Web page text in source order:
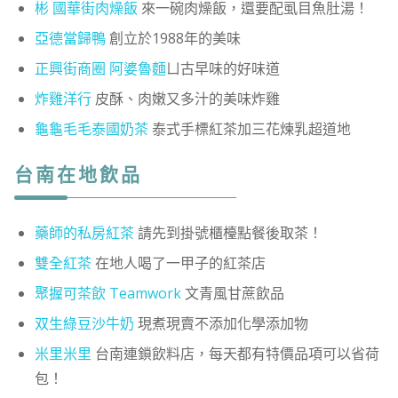
彬 國華街肉燥飯 來一碗肉燥飯，還要配虱目魚肚湯！
亞德當歸鴨創立於1988年的美味
正興街商圈 阿婆魯麵ㄩ古早味的好味道
炸雞洋行皮酥、肉嫩又多汁的美味炸雞
龜龜毛毛泰國奶茶泰式手標紅茶加三花煉乳超道地
台南在地飲品
藥師的私房紅茶請先到掛號櫃檯點餐後取茶！
雙全紅茶在地人喝了一甲子的紅茶店
聚握可茶飲 Teamwork文青風甘蔗飲品
双生綠豆沙牛奶 現煮現賣不添加化學添加物
米里米里 台南連鎖飲料店，每天都有特價品項可以省荷
包！